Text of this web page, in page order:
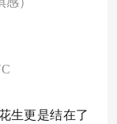
生更是结在了